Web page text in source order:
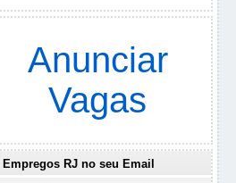
Anunciar
Vagas
Empregos RJ no seu Email